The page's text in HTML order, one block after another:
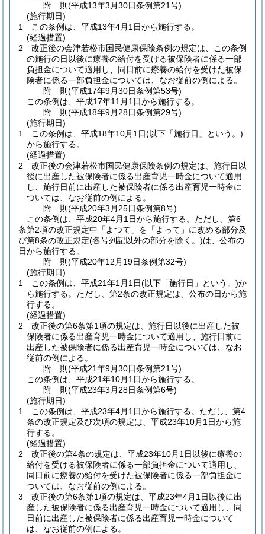
附 則(平成13年3月30日条例第21号)
(施行期日)
1
この条例は、平成13年4月1日から施行する。
(経過措置)
2
改正後の会津若松市国民健康保険条例の規定は、この条例
の施行の日以後に療養の給付を受ける被保険者に係る一部
負担金について適用し、同日前に療養の給付を受けた被保
険者に係る一部負担金については、なお従前の例による。
附 則(平成17年9月30日条例第53号)
この条例は、平成17年11月1日から施行する。
附 則(平成18年9月28日条例第29号)
(施行期日)
1
この条例は、平成18年10月1日(以下「施行日」という。)
から施行する。
(経過措置)
2
改正後の会津若松市国民健康保険条例の規定は、施行日以
後に出産した被保険者に係る出産育児一時金について適用
し、施行日前に出産した被保険者に係る出産育児一時金に
ついては、なお従前の例による。
附 則(平成20年3月25日条例第8号)
この条例は、平成20年4月1日から施行する。 ただし、第6
条第2項の改正規定中「よつて」を「よって」に改める部分及
び第8条の改正規定(各号列記以外の部分を除く。)は、公布の
日から施行する。
附 則(平成20年12月19日条例第32号)
(施行期日)
1
この条例は、平成21年1月1日(以下「施行日」という。)か
ら施行する。 ただし、第2条の改正規定は、公布の日から施
行する。
(経過措置)
2
改正後の第6条第1項の規定は、施行日以後に出産した被
保険者に係る出産育児一時金について適用し、施行日前に
出産した被保険者に係る出産育児一時金については、なお
従前の例による。
附 則(平成21年9月30日条例第21号)
この条例は、平成21年10月1日から施行する。
附 則(平成23年3月28日条例第6号)
(施行期日)
1
この条例は、平成23年4月1日から施行する。 ただし、第4
条の改正規定及び次項の規定は、平成23年10月1日から施
行する。
(経過措置)
2
改正後の第4条の規定は、平成23年10月1日以後に療養の
給付を受ける被保険者に係る一部負担金について適用し、
同日前に療養の給付を受けた被保険者に係る一部負担金に
ついては、なお従前の例による。
3
改正後の第6条第1項の規定は、平成23年4月1日以後に出
産した被保険者に係る出産育児一時金について適用し、同
日前に出産した被保険者に係る出産育児一時金について
は、なお従前の例による。